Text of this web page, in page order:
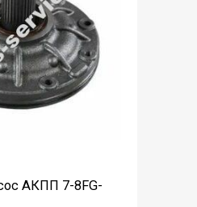
АКПП 7-8FG-